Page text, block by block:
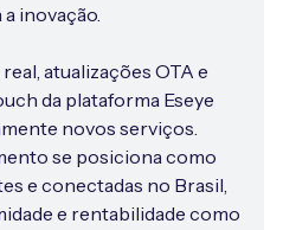
inovação.
atualizações OTA e
da plataforma Eseye
novos serviços.
se posiciona como
e conectadas no Brasil,
e rentabilidade como